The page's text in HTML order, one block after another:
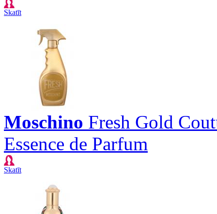
Skatīt
Moschino Fresh Gold
Essence de Parfum
Skatīt